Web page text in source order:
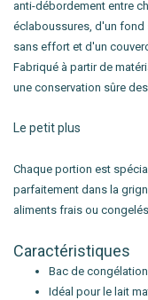
anti-débordement entre
éclaboussures, d'un fond
sans effort et d'un
Fabriqué à partir de
une conservation sûre
Le petit plus
Chaque portion est
parfaitement dans la
aliments frais ou
Caractéristiques
Bac de
Idéal pour le lait